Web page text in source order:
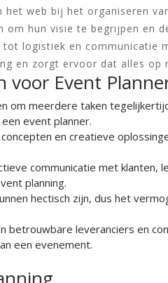
web bij het organiseren
hun visie te begrijpen en
logistiek en communicatie
en zorgt ervoor dat alles op
voor Event
om meerdere taken
event planner.
en creatieve
communicatie met klanten,
planning.
hectisch zijn, dus het
betrouwbare leveranciers en
een evenement.